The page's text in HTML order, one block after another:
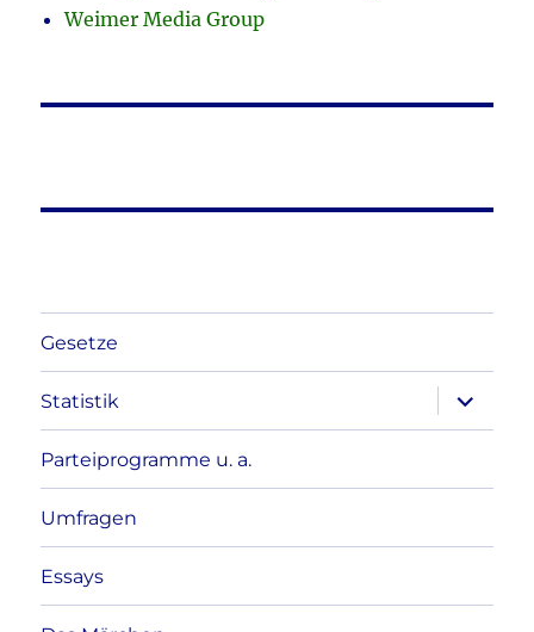
Weimer Media Group
Gesetze
Statistik
anzeigen
Parteiprogramme u. a.
Umfragen
Essays